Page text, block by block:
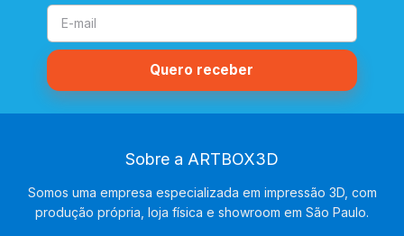
Sobre a ARTBOX3D
Somos uma empresa especializada em impressão 3D, com
produção própria, loja física e showroom em São Paulo.